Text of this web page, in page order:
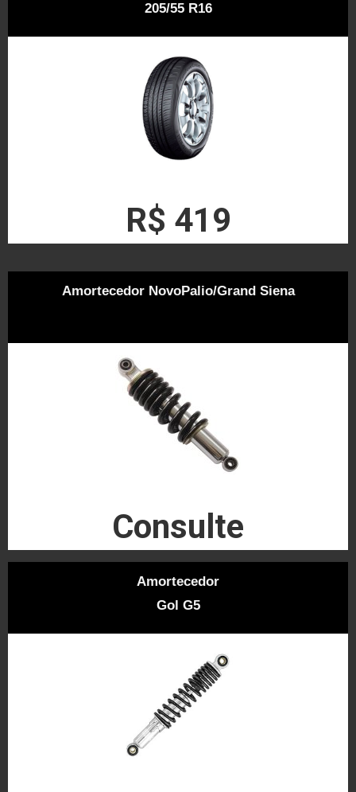
205/55 R16
R$ 419
Amortecedor NovoPalio/Grand Siena
Consulte
Amortecedor
Gol G5